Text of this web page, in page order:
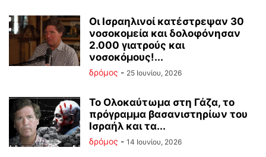
Οι Ισραηλινοί κατέστρεψαν 30
νοσοκομεία και δολοφόνησαν
2.000 γιατρούς και
νοσοκόμους!...
δρόμος - 25 Ιουνίου, 2026
Το Ολοκαύτωμα στη Γάζα, το
πρόγραμμα βασανιστηρίων του
Ισραήλ και τα...
δρόμος - 14 Ιουνίου, 2026